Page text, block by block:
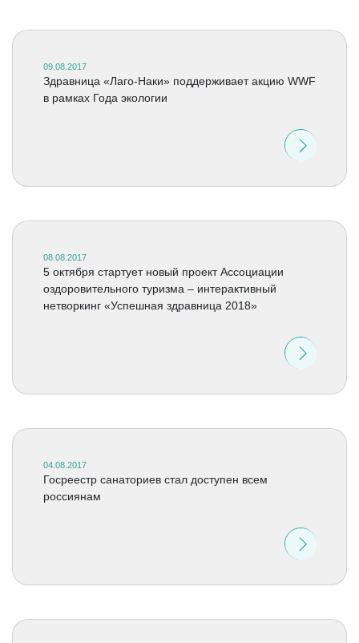
09.08.2017
Здравница «Лаго-Наки» поддерживает акцию WWF
в рамках Года экологии
08.08.2017
5 октября стартует новый проект Ассоциации
оздоровительного туризма – интерактивный
нетворкинг «Успешная здравница 2018»
04.08.2017
Госреестр санаториев стал доступен всем
россиянам